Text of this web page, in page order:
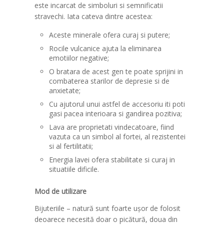
este incarcat de simboluri si semnificatii
stravechi. Iata cateva dintre acestea:
Aceste minerale ofera curaj si putere;
Rocile vulcanice ajuta la eliminarea
emotiilor negative;
O bratara de acest gen te poate sprijini in
combaterea starilor de depresie si de
anxietate;
Cu ajutorul unui astfel de accesoriu iti poti
gasi pacea interioara si gandirea pozitiva;
Lava are proprietati vindecatoare, fiind
vazuta ca un simbol al fortei, al rezistentei
si al fertilitatii;
Energia lavei ofera stabilitate si curaj in
situatiile dificile.
Mod de utilizare
Bijuteriile – natură sunt foarte ușor de folosit
deoarece necesită doar o picătură, doua din